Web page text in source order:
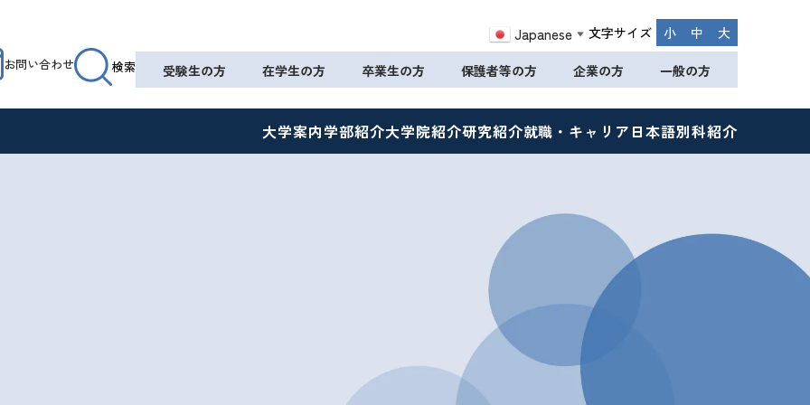
Japanese ▼ 文字サイズ 小 中 大
お問い合わせ 検索 受験生の方 在学生の方 卒業生の方 保護者等の方 企業の方 一般の方
大学案内学部紹介大学院紹介研究紹介就職・キャリア 日本語別科紹介